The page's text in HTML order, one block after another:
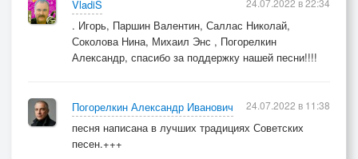
VladiS
. Игорь, Паршин Валентин, Саллас Николай,
Соколова Нина, Михаил Энс , Погорелкин
Александр, спасибо за поддержку нашей песни!!!!
24.07.2022 в 22:34
Погорелкин Александр Иванович
песня написана в лучших традициях Советских
песен.+++
24.07.2022 в 11:38